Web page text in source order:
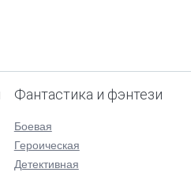
Фантастика и фэнтези
Боевая
Героическая
Детективная